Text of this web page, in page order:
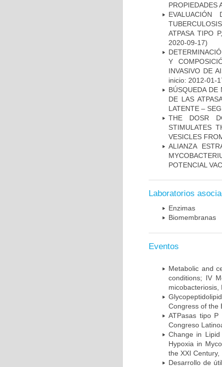
PROPIEDADES
ATPASA TIPO
2020-09-17)
Y
INVASIVO DE
inicio: 2012-01-
BÚSQUEDA DE
DE LAS
LATENTE –
THE DOSR
STIMULATES
VESICLES
ALIANZA
POTENCIAL
Laboratorios
Enzimas
Biomembranas
Eventos
Metabolic and
conditions; IV
micobacteriosis,
Congress of the
ATPasas tipo P
Congreso
Change in
Hypoxia in
the XXI
Desarrollo de